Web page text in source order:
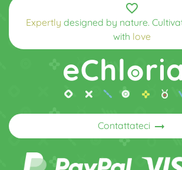
favorite_border
Expertly designed by nature.
with love
Contattateci arrow_right_alt